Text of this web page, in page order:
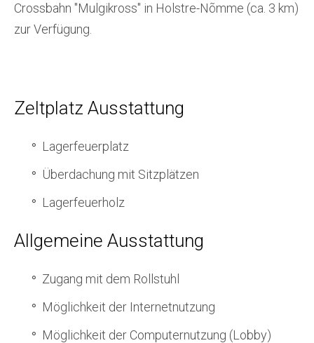
Crossbahn "Mulgikross" in Holstre-Nõmme (ca. 3 km)
zur Verfügung.
Zeltplatz Ausstattung
Lagerfeuerplatz
Überdachung mit Sitzplätzen
Lagerfeuerholz
Allgemeine Ausstattung
Zugang mit dem Rollstuhl
Möglichkeit der Internetnutzung
Möglichkeit der Computernutzung (Lobby)